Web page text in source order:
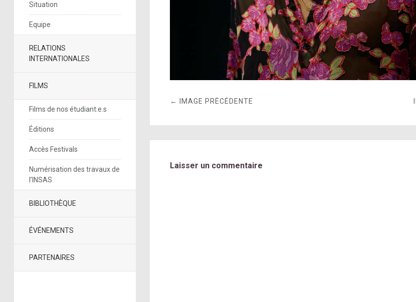
Situation
Equipe
RELATIONS
INTERNATIONALES
FILMS
Films de nos étudiant.e.s
Éditions
Accès Festivals
Numérisation des travaux de
l’INSAS
BIBLIOTHÈQUE
ÉVÉNEMENTS
PARTENAIRES
← IMAGE PRÉCÉDENTE
Laisser un commentaire